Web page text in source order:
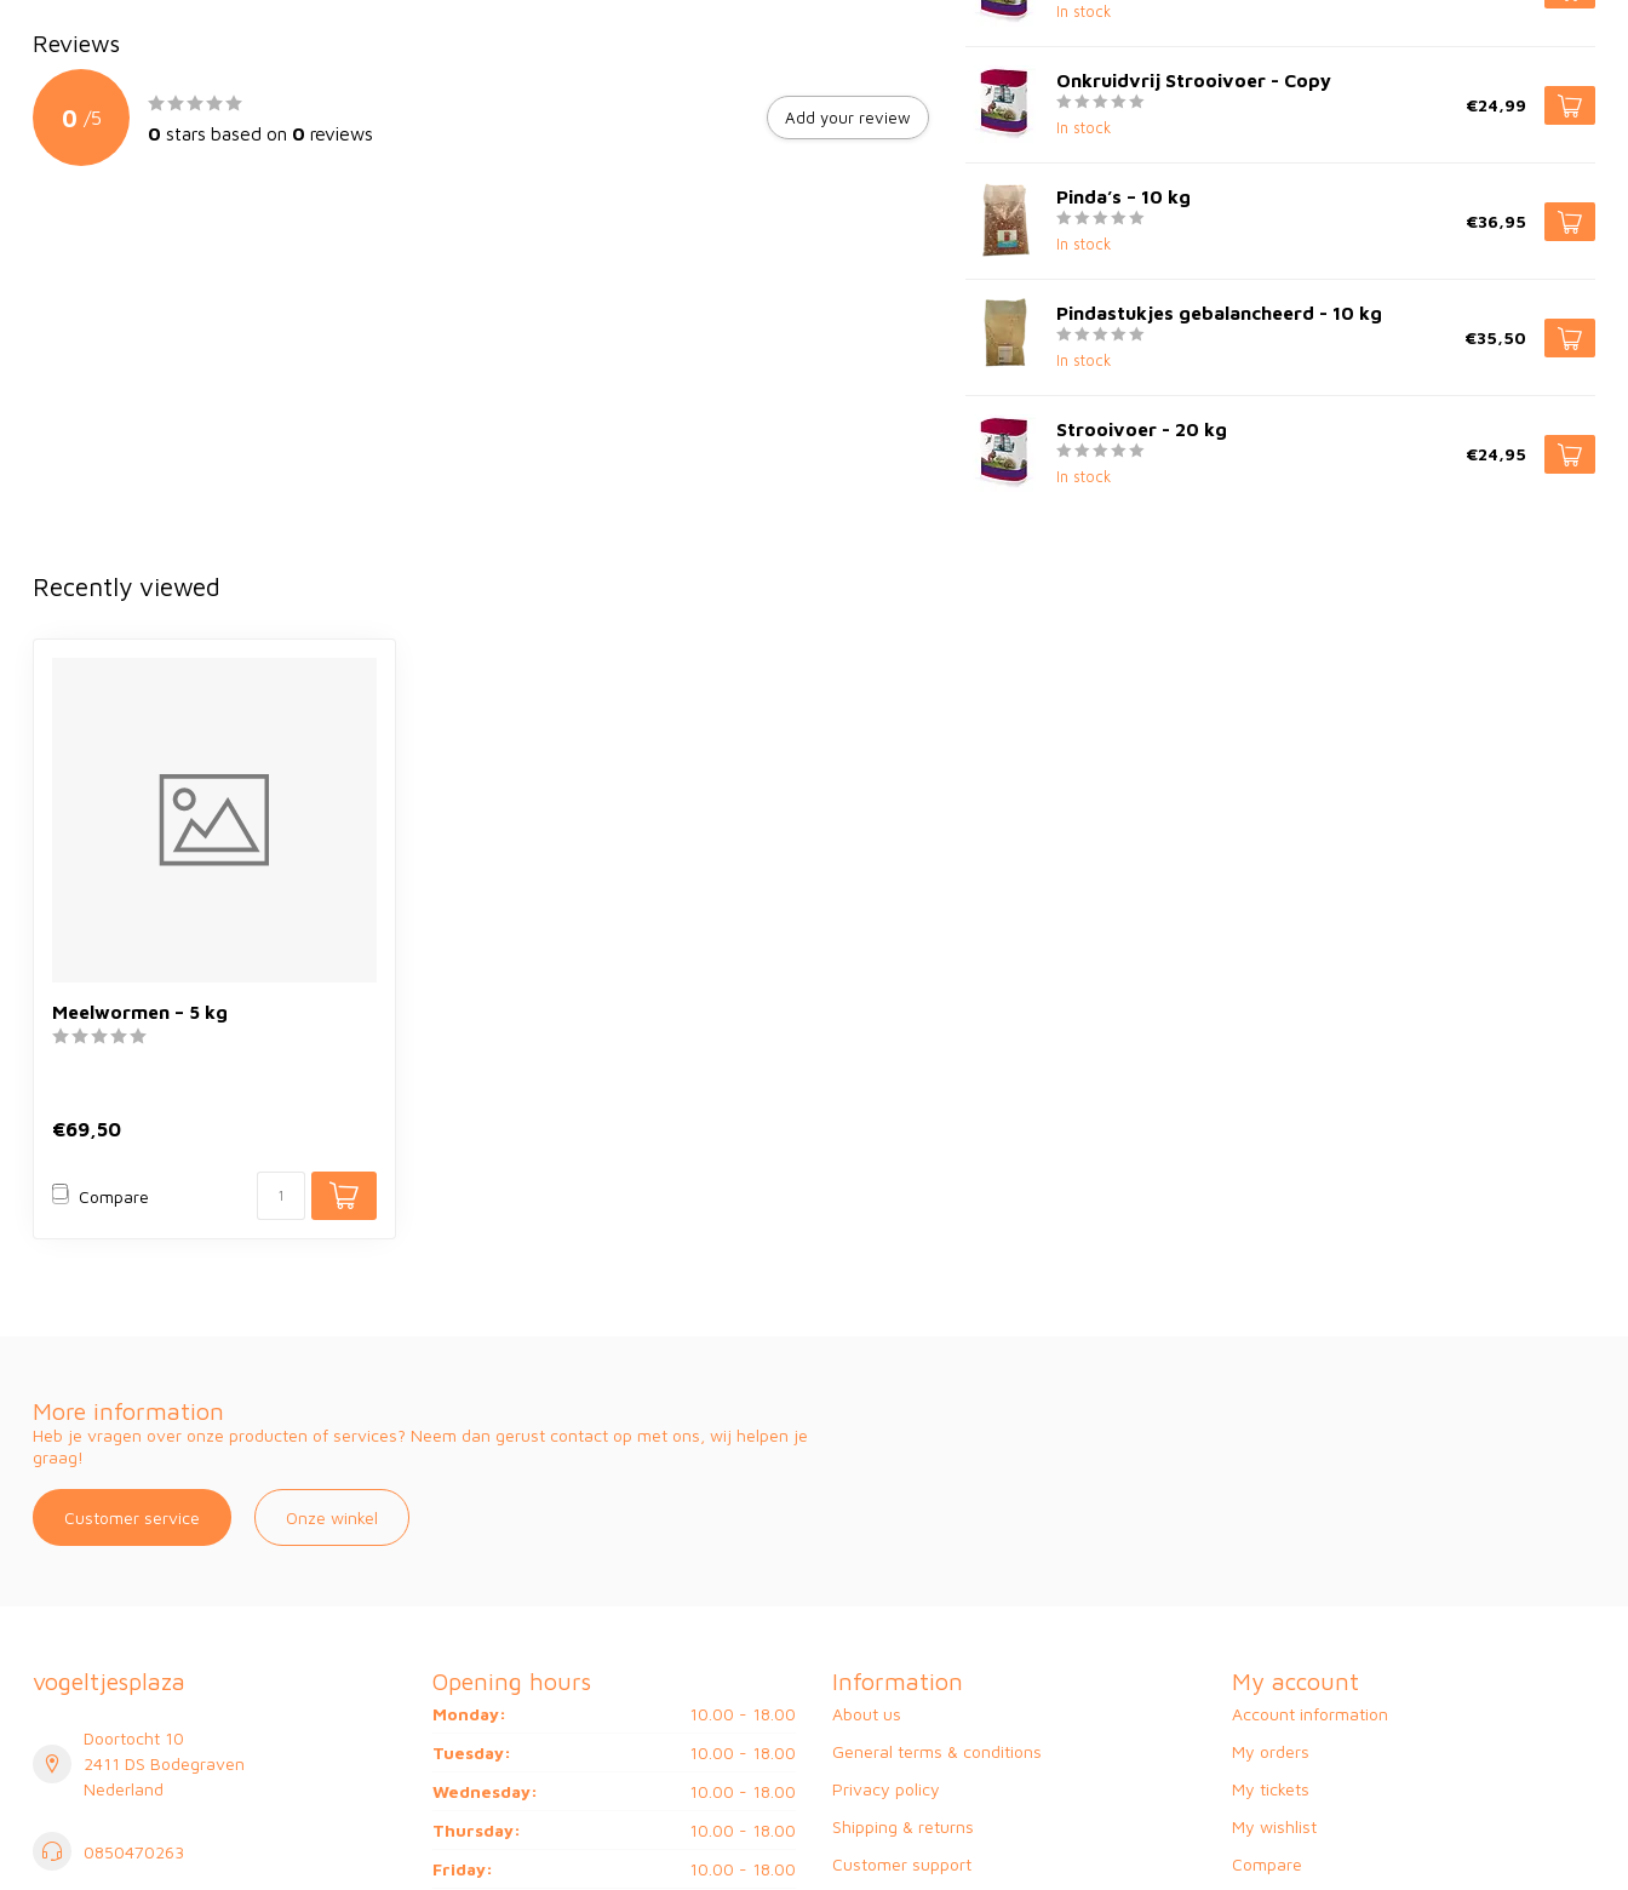
Reviews
0 /5
0 stars based on 0 reviews
Add your review
In stock
Onkruidvrij Strooivoer - Copy
In stock
€24,99
Pinda’s – 10 kg
In stock
€36,95
Pindastukjes gebalancheerd - 10 kg
In stock
€35,50
Strooivoer - 20 kg
In stock
€24,95
Recently viewed
Meelwormen – 5 kg
€69,50
Compare
More information
Heb je vragen over onze producten of services? Neem dan gerust contact op met ons, wij helpen je
graag!
Customer service Onze winkel
vogeltjesplaza
Doortocht 10
2411 DS Bodegraven
Nederland
0850470263
Opening hours
Monday:
10.00 - 18.00
Tuesday:
10.00 - 18.00
Wednesday:
10.00 - 18.00
Thursday:
10.00 - 18.00
Friday:
10.00 - 18.00
Information
About us
General terms & conditions
Privacy policy
Shipping & returns
Customer support
My account
Account information
My orders
My tickets
My wishlist
Compare